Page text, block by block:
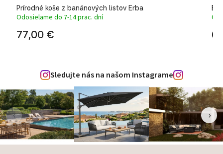
Prírodné koše z banánových listov Erba
Odosielame do 7-14 prac. dní
77,00 €
Sledujte nás na našom Instagrame
‹ ›